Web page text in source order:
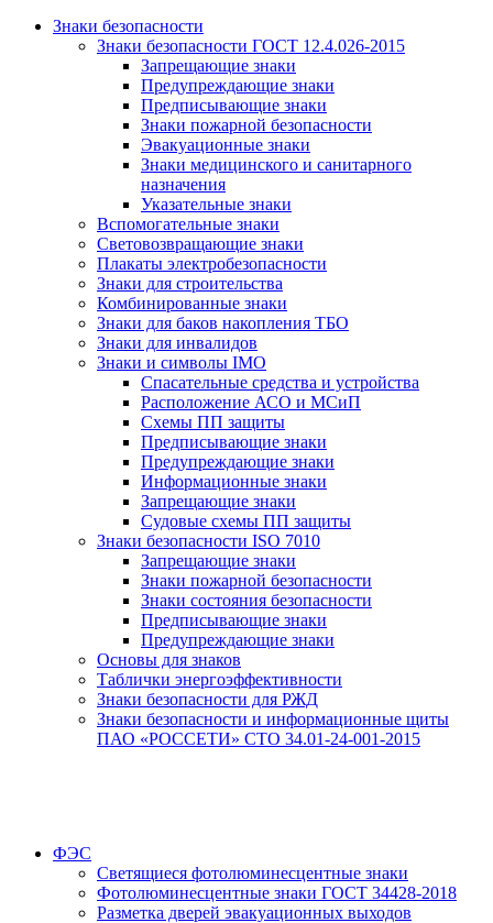
Знаки безопасности
Знаки безопасности ГОСТ 12.4.026-2015
Запрещающие знаки
Предупреждающие знаки
Предписывающие знаки
Знаки пожарной безопасности
Эвакуационные знаки
Знаки медицинского и санитарного
назначения
Указательные знаки
Вспомогательные знаки
Световозвращающие знаки
Плакаты электробезопасности
Знаки для строительства
Комбинированные знаки
Знаки для баков накопления ТБО
Знаки для инвалидов
Знаки и символы IMO
Спасательные средства и устройства
Расположение АСО и МСиП
Схемы ПП защиты
Предписывающие знаки
Предупреждающие знаки
Информационные знаки
Запрещающие знаки
Судовые схемы ПП защиты
Знаки безопасности ISO 7010
Запрещающие знаки
Знаки пожарной безопасности
Знаки состояния безопасности
Предписывающие знаки
Предупреждающие знаки
Основы для знаков
Таблички энергоэффективности
Знаки безопасности для РЖД
Знаки безопасности и информационные щиты
ПАО «РОССЕТИ» СТО 34.01-24-001-2015
ФЭС
Светящиеся фотолюминесцентные знаки
Фотолюминесцентные знаки ГОСТ 34428-2018
Разметка дверей эвакуационных выходов